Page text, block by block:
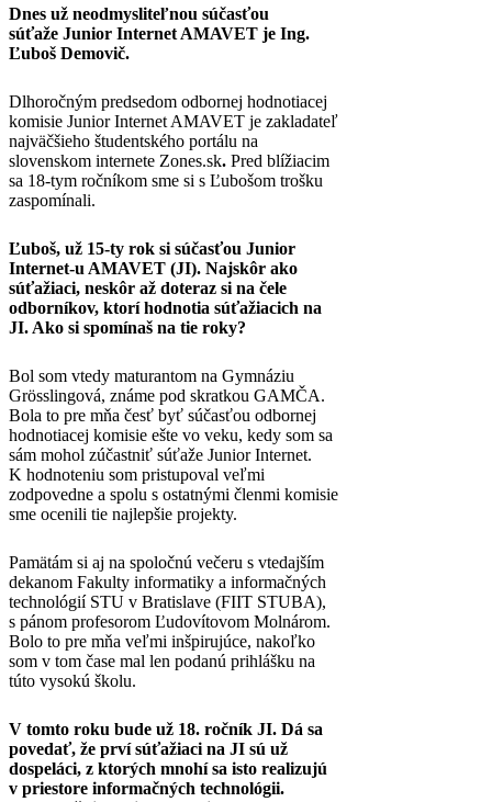
Dnes už neodmysliteľnou súčasťou
súťaže Junior Internet AMAVET je Ing.
Ľuboš Demovič.
Dlhoročným predsedom odbornej hodnotiacej
komisie Junior Internet AMAVET je zakladateľ
najväčšieho študentského portálu na
slovenskom internete Zones.sk. Pred blížiacim
sa 18-tym ročníkom sme si s Ľubošom trošku
zaspomínali.
Ľuboš, už 15-ty rok si súčasťou Junior
Internet-u AMAVET (JI). Najskôr ako
súťažiaci, neskôr až doteraz si na čele
odborníkov, ktorí hodnotia súťažiacich na
JI. Ako si spomínaš na tie roky?
Bol som vtedy maturantom na Gymnáziu
Grösslingová, známe pod skratkou GAMČA.
Bola to pre mňa česť byť súčasťou odbornej
hodnotiacej komisie ešte vo veku, kedy som sa
sám mohol zúčastniť súťaže Junior Internet.
K hodnoteniu som pristupoval veľmi
zodpovedne a spolu s ostatnými členmi komisie
sme ocenili tie najlepšie projekty.
Pamätám si aj na spoločnú večeru s vtedajším
dekanom Fakulty informatiky a informačných
technológií STU v Bratislave (FIIT STUBA),
s pánom profesorom Ľudovítovom Molnárom.
Bolo to pre mňa veľmi inšpirujúce, nakoľko
som v tom čase mal len podanú prihlášku na
túto vysokú školu.
V tomto roku bude už 18. ročník JI. Dá sa
povedať, že prví súťažiaci na JI sú už
dospeláci, z ktorých mnohí sa isto realizujú
v priestore informačných technológii.